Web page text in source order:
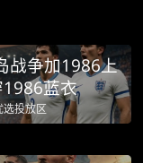
战争加1986上
蓝衣
选投放区